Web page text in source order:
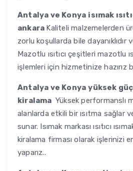
Antalya ve Konya isımak
ankara Kaliteli malzemelerden
zorlu koşullarda bile dayanıklıdır
Mazotlu ısıtıcı çeşitleri mazotlu
işlemleri için hizmetinize hazırız
Antalya ve Konya yüksek
kiralama Yüksek performanslı
alanlarda etkili bir ısıtma sağlar
sunar. Isımak markası ısıtıcı
kiralama firması olarak işlerinizi
yaparız..